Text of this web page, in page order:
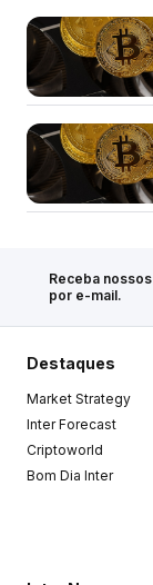
Receba
por e-mail.
Destaques
Market Strategy
Inter Forecast
Criptoworld
Bom Dia Inter